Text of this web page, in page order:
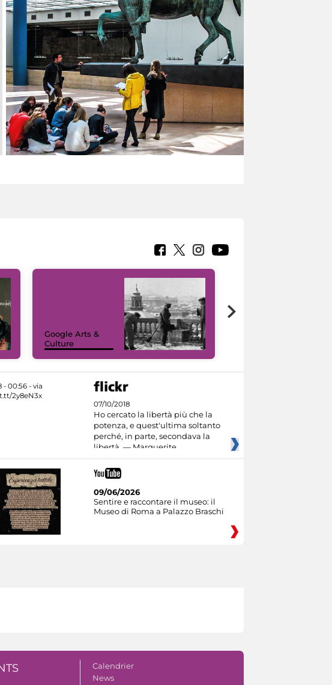
Google Arts &
Culture
07/10/2018
Ho cercato la libertà più che la
potenza, e quest'ultima soltanto
perché, in parte, secondava la
libertà. — Marguerite
09/06/2026
Sentire e raccontare il museo: il
Museo di Roma a Palazzo Braschi
Calendrier
News